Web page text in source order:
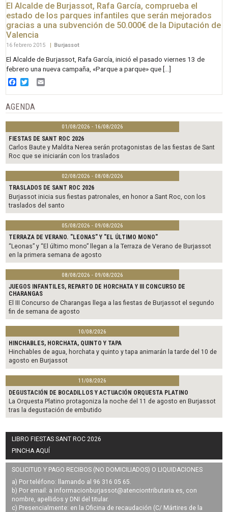
El Alcalde de Burjassot, Rafa García, comprueba el
estado de los parques infantiles que serán mejorados
gracias a una subvención de 50.000€ de la Diputación de
Valencia
16 febrero 2015 Burjassot
El Alcalde de Burjassot, Rafa García, inició el pasado viernes 13 de
febrero una nueva campaña, «Parque a parque» que […]
Facebook
Twitter
AGENDA
01/08/2026 - 16/08/2026
FIESTAS DE SANT ROC 2026
Carlos Baute y Maldita Nerea serán protagonistas de las fiestas de Sant
Roc que se iniciarán con los traslados
02/08/2026 - 08/08/2026
TRASLADOS DE SANT ROC 2026
Burjassot inicia sus fiestas patronales, en honor a Sant Roc, con los
traslados del santo
05/08/2026 - 09/08/2026
TERRAZA DE VERANO. "LEONAS" Y "EL ÚLTIMO MONO"
“Leonas” y “El último mono” llegan a la Terraza de Verano de Burjassot
en la primera semana de agosto
08/08/2026 - 09/08/2026
JUEGOS INFANTILES, REPARTO DE HORCHATA Y III CONCURSO DE
CHARANGAS
El III Concurso de Charangas llega a las fiestas de Burjassot el segundo
fin de semana de agosto
10/08/2026
HINCHABLES, HORCHATA, QUINTO Y TAPA
Hinchables de agua, horchata y quinto y tapa animarán la tarde del 10 de
agosto en Burjassot
11/08/2026
DEGUSTACIÓN DE BOCADILLOS Y ACTUACIÓN ORQUESTA PLATINO
La Orquesta Platino protagoniza la noche del 11 de agosto en Burjassot
tras la degustación de embutido
LIBRO FIESTAS SANT ROC 2026
PINCHA AQUÍ
SOLICITUD Y PAGO RECIBOS (NO DOMICILIADOS) O LIQUIDACIONES
a) Por teléfono: llamando al 96 316 05 65.
b) Por email: a informacionburjassot@atenciontributaria.es, con
nombre, apellidos y DNI del titular.
c) Presencialmente: en la Oficina de recaudación (C/ Mártires de la